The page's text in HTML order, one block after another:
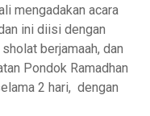
mengadakan acara
ini diisi dengan
berjamaah, dan
Pondok Ramadhan
2 hari, dengan